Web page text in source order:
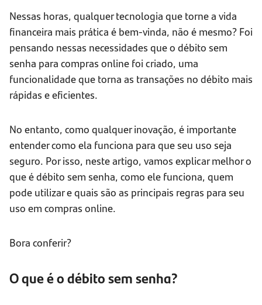
Nessas horas, qualquer tecnologia que torne a vida
financeira mais prática é bem-vinda, não é mesmo? Foi
pensando nessas necessidades que o débito sem
senha para compras online foi criado, uma
funcionalidade que torna as transações no débito mais
rápidas e eficientes.
No entanto, como qualquer inovação, é importante
entender como ela funciona para que seu uso seja
seguro. Por isso, neste artigo, vamos explicar melhor o
que é débito sem senha, como ele funciona, quem
pode utilizar e quais são as principais regras para seu
uso em compras online.
Bora conferir?
O que é o débito sem senha?